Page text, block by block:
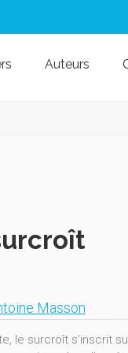
Auteurs
Masson
le surcroît s’inscrit